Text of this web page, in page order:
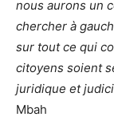
nous aurons un
chercher à
sur tout ce qui
citoyens soient
juridique et
Mbah